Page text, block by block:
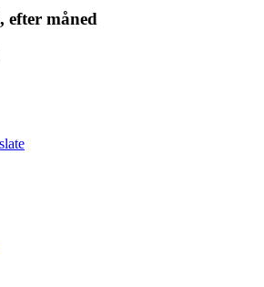
efter måned